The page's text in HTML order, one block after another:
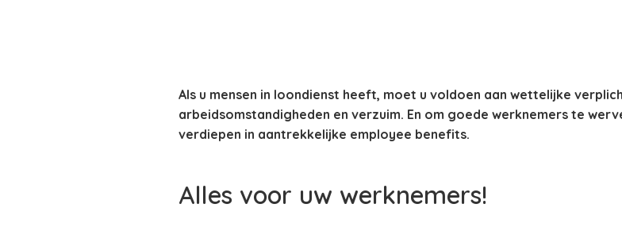
Als u mensen in loondienst heeft, moet u voldoen aan wettelijke
arbeidsomstandigheden en verzuim. En om goede werknemers te
verdiepen in aantrekkelijke employee benefits.
Alles voor uw werknemers!